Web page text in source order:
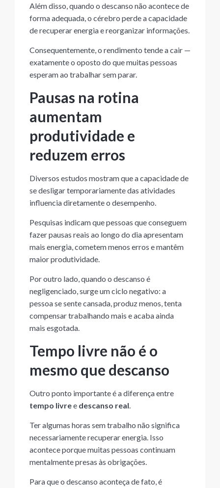
Além disso, quando o descanso não acontece de
forma adequada, o cérebro perde a capacidade
de recuperar energia e reorganizar informações.
Consequentemente, o rendimento tende a cair —
exatamente o oposto do que muitas pessoas
esperam ao trabalhar sem parar.
Pausas na rotina
aumentam
produtividade e
reduzem erros
Diversos estudos mostram que a capacidade de
se desligar temporariamente das atividades
influencia diretamente o desempenho.
Pesquisas indicam que pessoas que conseguem
fazer pausas reais ao longo do dia apresentam
mais energia, cometem menos erros e mantêm
maior produtividade.
Por outro lado, quando o descanso é
negligenciado, surge um ciclo negativo: a
pessoa se sente cansada, produz menos, tenta
compensar trabalhando mais e acaba ainda
mais esgotada.
Tempo livre não é o
mesmo que descanso
Outro ponto importante é a diferença entre
tempo livree descanso real.
Ter algumas horas sem trabalho não significa
necessariamente recuperar energia. Isso
acontece porque muitas pessoas continuam
mentalmente presas às obrigações.
Para que o descanso aconteça de fato, é